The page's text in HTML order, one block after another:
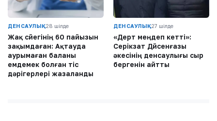
ДЕНСАУЛЫҚ28 шілде
Жақ сүйегінің 60 пайызын
зақымдаған: Ақтауда
аурымаған баланы
емдемек болған тіс
дәрігерлері жазаланды
ДЕНСАУЛЫҚ27 шілде
«Дерт меңдеп кетті»:
Серікзат Дүйсенғазы
әкесінің денсаулығы сыр
бергенін айтты